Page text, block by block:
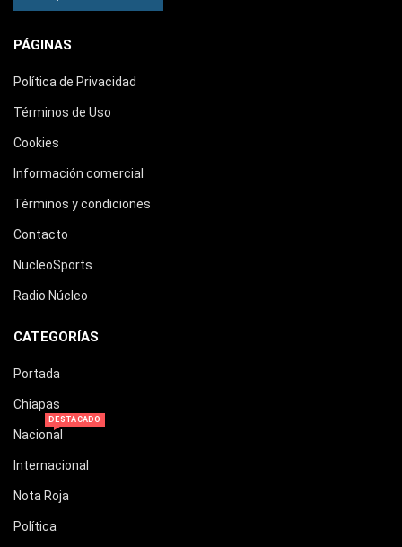
PÁGINAS
Política de Privacidad
Términos de Uso
Cookies
Información comercial
Términos y condiciones
Contacto
NucleoSports
Radio Núcleo
CATEGORÍAS
Portada
Chiapas
Nacional
DESTACADO
Internacional
Nota Roja
Política